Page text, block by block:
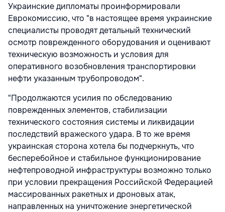
Украинские дипломаты проинформировали
Еврокомиссию, что "в настоящее время украинские
специалисты проводят детальный технический
осмотр поврежденного оборудования и оценивают
техническую возможность и условия для
оперативного возобновления транспортировки
нефти указанным трубопроводом".
"Продолжаются усилия по обследованию
поврежденных элементов, стабилизации
технического состояния системы и ликвидации
последствий вражеского удара. В то же время
украинская сторона хотела бы подчеркнуть, что
бесперебойное и стабильное функционирование
нефтепроводной инфраструктуры возможно только
при условии прекращения Российской Федерацией
массированных ракетных и дроновых атак,
направленных на уничтожение энергетической